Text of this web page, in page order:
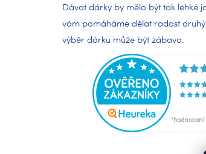
Dávat dárky by mělo být tak lehké
vám pomáháme dělat radost
výběr dárku může být zábava.